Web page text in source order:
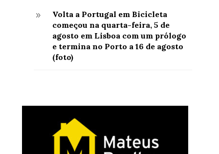
9
Volta a Portugal em Bicicleta
começou na quarta-feira, 5 de
agosto em Lisboa com um prólogo
e termina no Porto a 16 de agosto
(foto)